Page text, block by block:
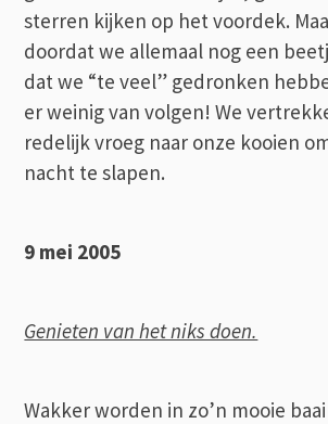
sterren kijken op het voordek.
doordat we allemaal nog een
dat we “te veel” gedronken
er weinig van volgen! We
redelijk vroeg naar onze kooien
nacht te slapen.
9 mei 2005
Genieten van het niks doen.
Wakker worden in zo’n mooie